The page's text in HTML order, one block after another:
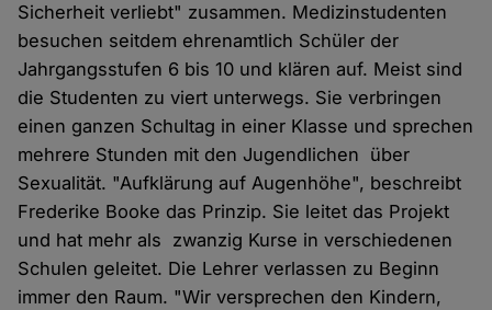
Sicherheit verliebt" zusammen. Medizinstudenten
besuchen seitdem ehrenamtlich Schüler der
Jahrgangsstufen 6 bis 10 und klären auf. Meist sind
die Studenten zu viert unterwegs. Sie verbringen
einen ganzen Schultag in einer Klasse und sprechen
mehrere Stunden mit den Jugendlichen über
Sexualität. "Aufklärung auf Augenhöhe", beschreibt
Frederike Booke das Prinzip. Sie leitet das Projekt
und hat mehr als zwanzig Kurse in verschiedenen
Schulen geleitet. Die Lehrer verlassen zu Beginn
immer den Raum. "Wir versprechen den Kindern,